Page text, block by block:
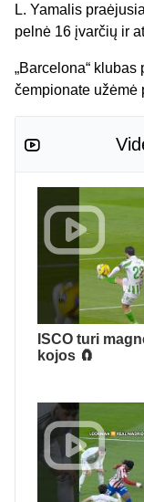
L. Yamalis
pelnė 16 įvarčių ir
„Barcelona“ klubas
čempionate užėmė
ISCO turi
kojos 🧲